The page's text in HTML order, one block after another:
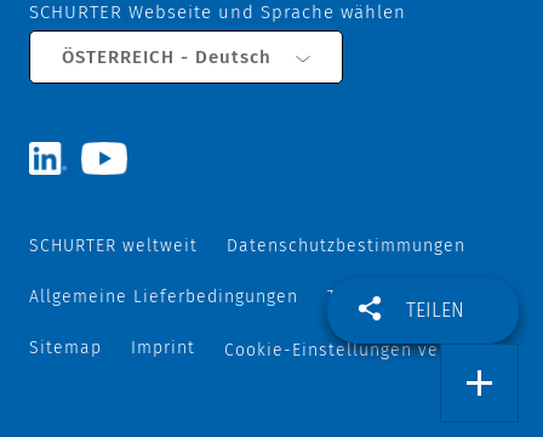
TEILEN
SCHURTER Webseite und Sprache wählen
ÖSTERREICH - Deutsch
SCHURTER weltweit Datenschutzbestimmungen
Allgemeine Lieferbedingungen Track and Trace
Sitemap Imprint Cookie-Einstellungen verwalten